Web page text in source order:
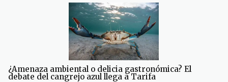
¿Amenaza ambiental o delicia gastronómica? El
debate del cangrejo azul llega a Tarifa